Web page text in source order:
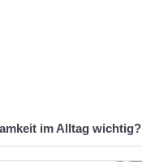
im Alltag wichtig?